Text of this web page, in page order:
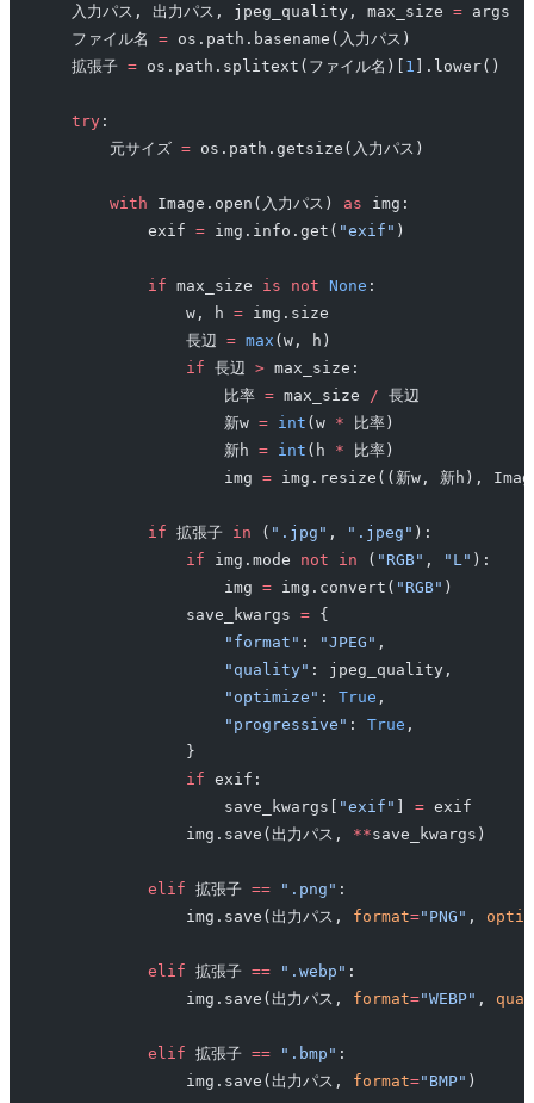
    入力パス, 出力パス, jpeg_quality, max_size
= args
    ファイル名
= os.path.basename(入力パス)
    拡張子
= os.path.splitext(ファイル名)[ 1 ].lower()
    try
:
        元サイズ
= os.path.getsize(入力パス)
        with
Image.open(入力パス) as img:
            exif
= img.info.get( "exif" )
            if
max_size is not None :
                w, h
= img.size
                長辺
= max (w, h)
                if
長辺 > max_size:
                    比率
= max_size / 長辺
                    新w
= int (w * 比率)
                    新h
= int (h * 比率)
                    img
= img.resize((新w, 新h),
            if
拡張子 in ( ".jpg" , ".jpeg" ):
                if
img.mode not in ( "RGB" , "L" ):
                    img
= img.convert( "RGB" )
                save_kwargs
= {
                    "format"
: "JPEG" ,
                    "quality"
: jpeg_quality,
                    "optimize"
: True ,
                    "progressive"
: True ,
                }
                if
exif:
                    save_kwargs[
"exif" = exif
                img.save(出力パス,
**save_kwargs)
            elif
拡張子 == ".png" :
                img.save(出力パス,
format="PNG" ,
            elif
拡張子 == ".webp" :
                img.save(出力パス,
format="WEBP" ,
            elif
拡張子 == ".bmp" :
                img.save(出力パス,
format="BMP" )